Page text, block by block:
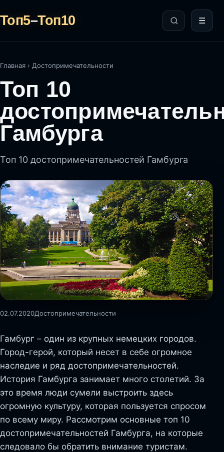
Топ5–Топ10 ☰
Главная › Достопримечательности
Топ 10
Гамбурга
Топ 10 достопримечательностей Гамбурга
02.07.2020Достопримечательности
Гамбург – один из крупных немецких городов.
Город-герой, который несет в себе огромное
наследие и ряд достопримечательностей.
История Гамбурга занимает много столетий. За
это время люди сумели выстроить здесь
огромную культуру, которая пользуется спросом
по всему миру. Рассмотрим основные топ 10
достопримечательностей Гамбурга, на которые
следовало бы обратить внимание туристам.